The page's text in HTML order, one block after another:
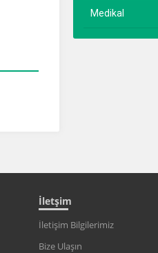
Medikal
İletşim
İletişim Bilgilerimiz
Bize Ulaşın